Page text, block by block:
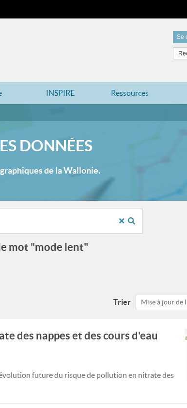
Se
INSPIRE Ressources
DONNÉES
de la Wallonie.
mot "mode lent"
Trier Mise à jour de
des nappes et des cours d'eau
future du risque de pollution en nitrate des